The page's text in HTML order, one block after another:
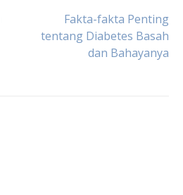
Fakta-fakta Penting
tentang Diabetes Basah
dan Bahayanya